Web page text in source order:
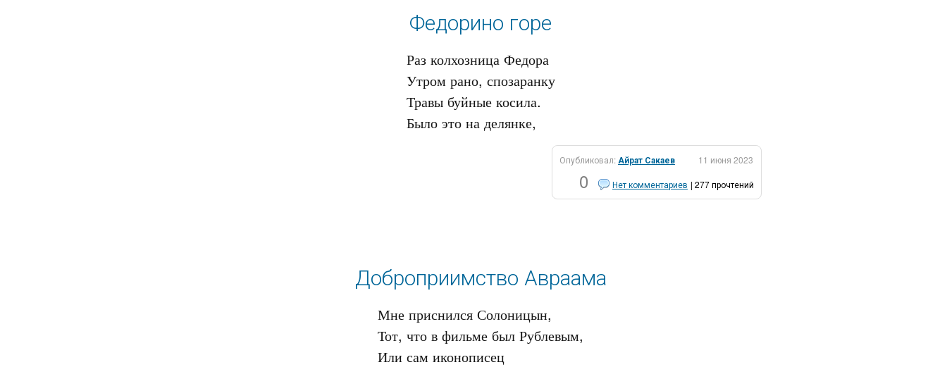
Федорино горе
Раз колхозница Федора
Утром рано, спозаранку
Травы буйные косила.
Опубликовал:Айрат Сакаев 11 июня 2023
0 Нет комментариев | 277 прочтений
Доброприимство Авраама
Мне приснился Солоницын,
Тот, что в фильме был Рублевым,
Или сам иконописец